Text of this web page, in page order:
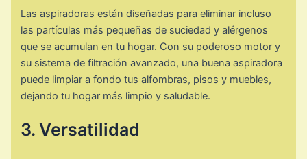
Las aspiradoras están diseñadas para eliminar incluso
las partículas más pequeñas de suciedad y alérgenos
que se acumulan en tu hogar. Con su poderoso motor y
su sistema de filtración avanzado, una buena aspiradora
puede limpiar a fondo tus alfombras, pisos y muebles,
dejando tu hogar más limpio y saludable.
3. Versatilidad